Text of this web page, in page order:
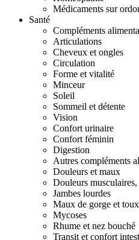
Médicaments sur
Santé
Compléments
Articulations
Cheveux et ongles
Circulation
Forme et vitalité
Minceur
Soleil
Sommeil et détente
Vision
Confort urinaire
Confort féminin
Digestion
Autres compléments
Douleurs et maux
Douleurs
Jambes lourdes
Maux de gorge et toux
Mycoses
Rhume et nez bouché
Transit et confort